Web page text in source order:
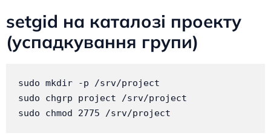
setgid на каталозі проекту
(успадкування групи)
sudo mkdir -p /srv/project
sudo chgrp project /srv/project
sudo chmod 2775 /srv/project